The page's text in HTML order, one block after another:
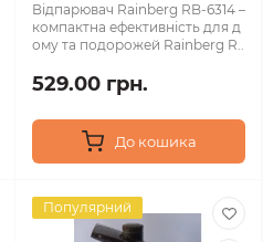
Відпарювач Rainberg RB-6314 –
компактна ефективність для д
ому та подорожей Rainberg R..
529.00 грн.
До кошика
Популярний